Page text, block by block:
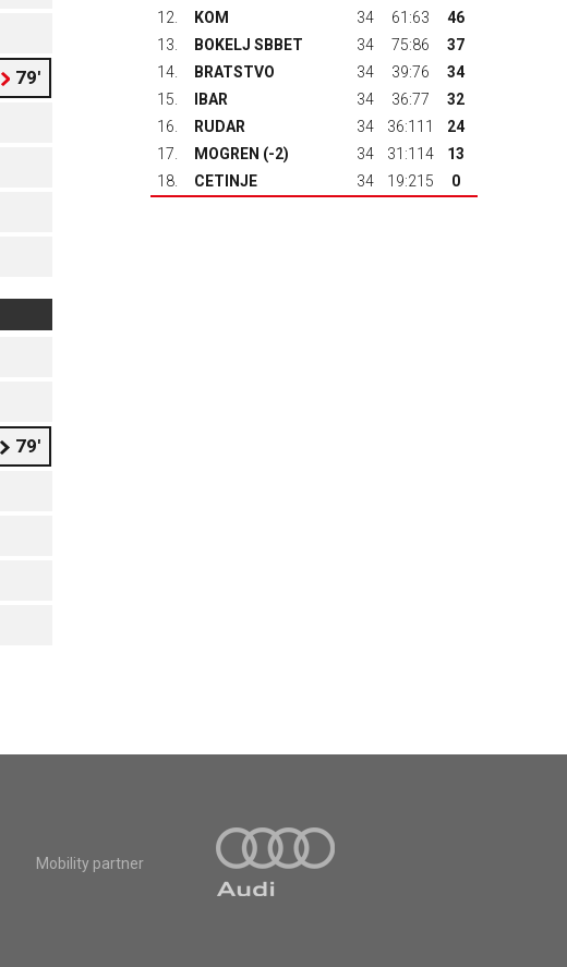
79'
79'
12.
KOM 34 61:63
46
13.
BOKELJ SBBET 34 75:86
37
14.
BRATSTVO 34 39:76
34
15.
IBAR 34 36:77
32
16.
RUDAR 34 36:111
24
17.
MOGREN (-2) 34 31:114
13
18.
CETINJE 34 19:215 0
Mobility partner